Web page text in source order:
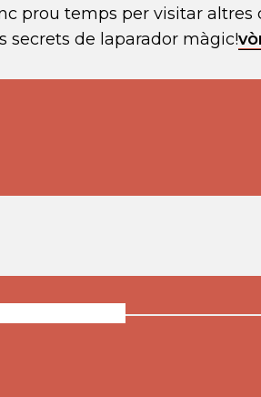
prou temps per visitar altres
secrets de laparador màgic!